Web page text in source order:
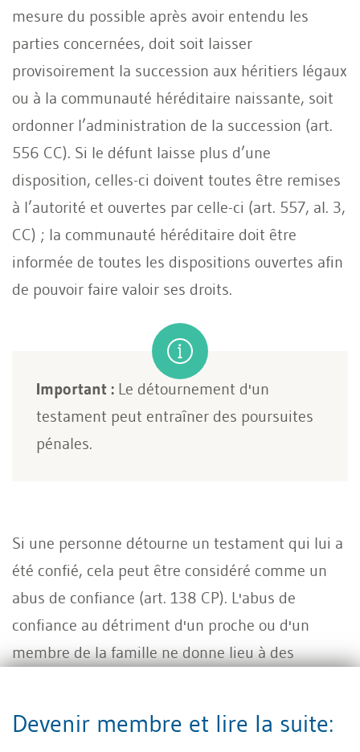
mesure du possible après avoir entendu les
parties concernées, doit soit laisser
provisoirement la succession aux héritiers légaux
ou à la communauté héréditaire naissante, soit
ordonner l’administration de la succession (art.
556 CC). Si le défunt laisse plus d’une
disposition, celles-ci doivent toutes être remises
à l’autorité et ouvertes par celle-ci (art. 557, al. 3,
CC) ; la communauté héréditaire doit être
informée de toutes les dispositions ouvertes afin
de pouvoir faire valoir ses droits.
Important : Le détournement d'un
testament peut entraîner des poursuites
pénales.
Si une personne détourne un testament qui lui a
été confié, cela peut être considéré comme un
abus de confiance (art. 138 CP). L'abus de
confiance au détriment d'un proche ou d'un
membre de la famille ne donne lieu à des
Si une personne détourne un testament qu’elle a
Devenir membre et lire la suite: